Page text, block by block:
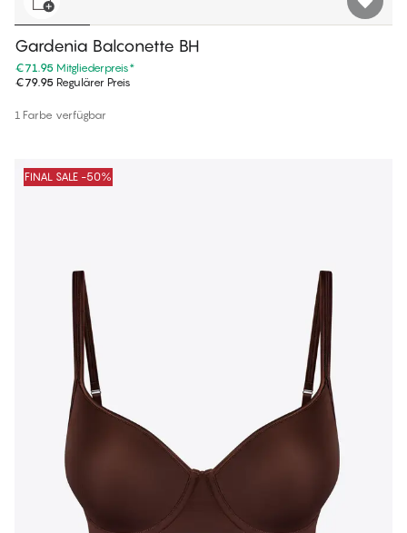
Gardenia Balconette BH
€71.95 Mitgliederpreis*
€79.95 Regulärer Preis
1 Farbe verfügbar
FINAL SALE -50%